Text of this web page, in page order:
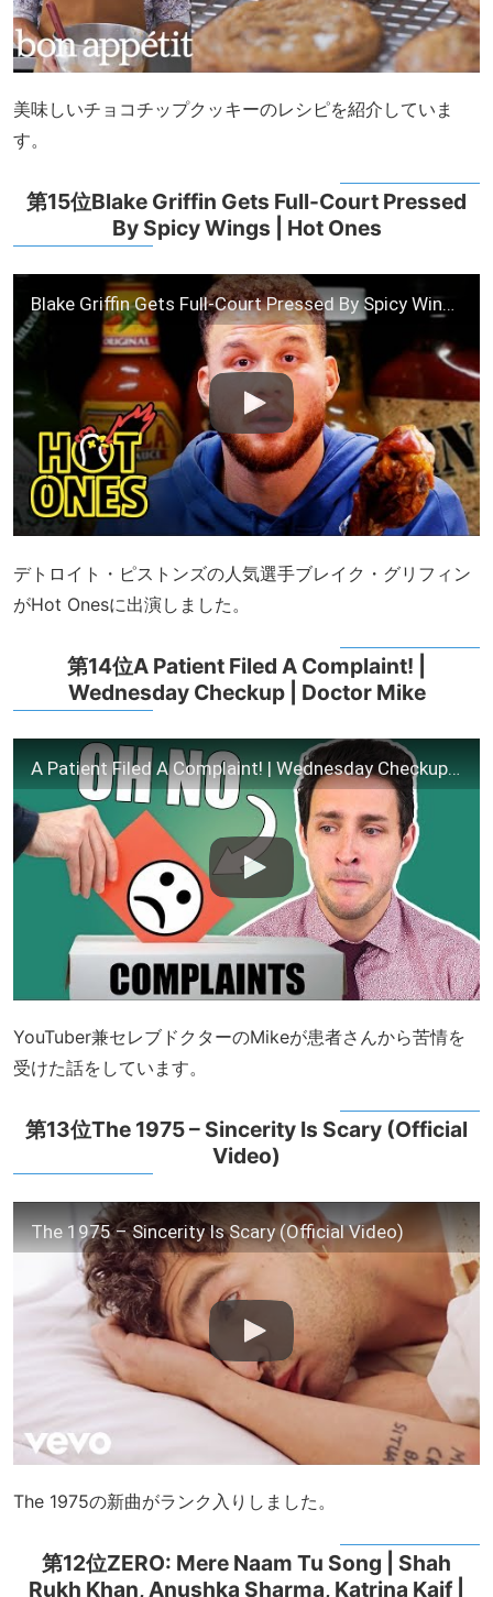
美味しいチョコチップクッキーのレシピを紹介していま
す。
第15位Blake Griffin Gets Full-Court Pressed
By Spicy Wings | Hot Ones
Blake Griffin Gets Full-Court Pressed By Spicy Wings | Hot Ones
デトロイト・ピストンズの人気選手ブレイク・グリフィン
がHot Onesに出演しました。
第14位A Patient Filed A Complaint! |
Wednesday Checkup | Doctor Mike
A Patient Filed A Complaint! | Wednesday Checkup | Doctor Mike
YouTuber兼セレブドクターのMikeが患者さんから苦情を
受けた話をしています。
第13位The 1975 – Sincerity Is Scary (Official
Video)
The 1975 – Sincerity Is Scary (Official Video)
The 1975の新曲がランク入りしました。
第12位ZERO: Mere Naam Tu Song | Shah
Rukh Khan, Anushka Sharma, Katrina Kaif |